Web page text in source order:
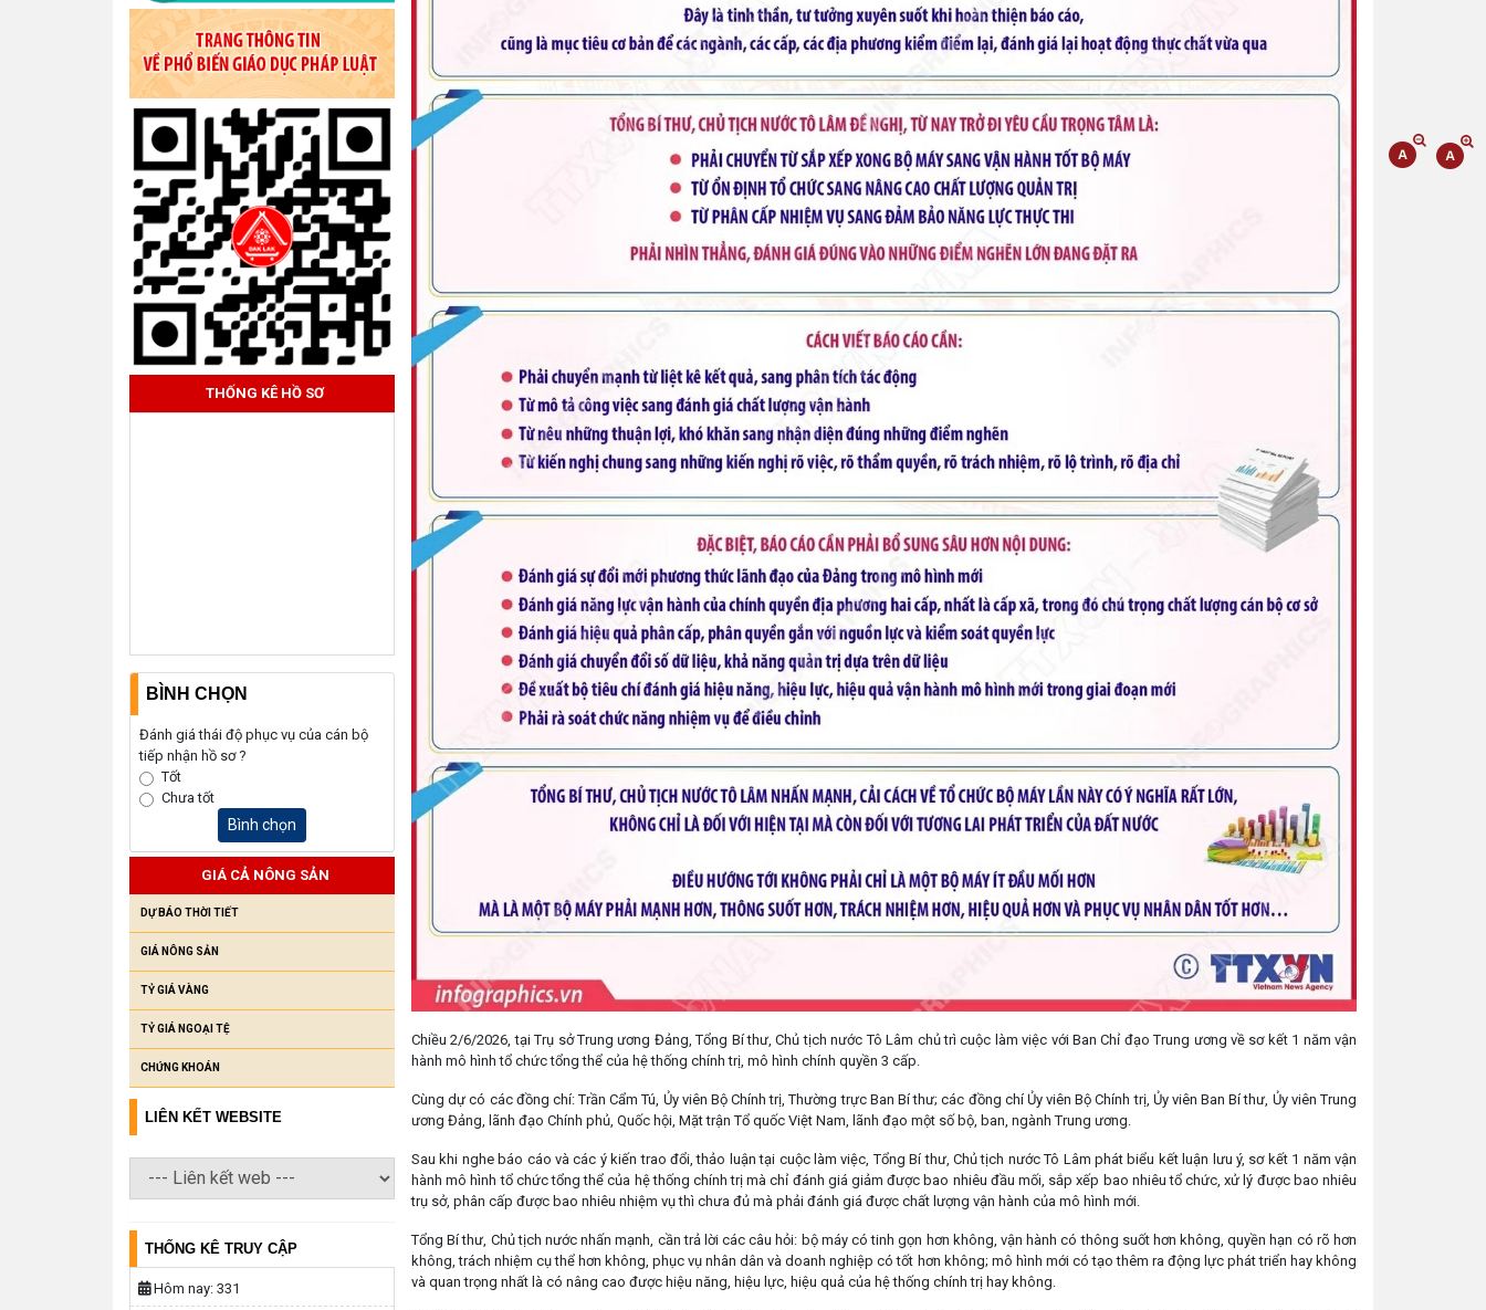
THỐNG KÊ HỒ SƠ
BÌNH CHỌN
Đánh giá thái độ phục vụ của cán bộ
tiếp nhận hồ sơ ?
Tốt
Chưa tốt
Bình chọn
GIÁ CẢ NÔNG SẢN
DỰ BÁO THỜI TIẾT
GIÁ NÔNG SẢN
TỶ GIÁ VÀNG
TỶ GIÁ NGOẠI TỆ
CHỨNG KHOÁN
LIÊN KẾT WEBSITE
THỐNG KÊ TRUY CẬP
Hôm nay: 331
Chiều 2/6/2026, tại Trụ sở Trung ương Đảng, Tổng Bí thư, Chủ tịch nước Tô Lâm chủ trì cuộc làm việc với Ban Chỉ đạo Trung ương về sơ kết 1 năm vận
hành mô hình tổ chức tổng thể của hệ thống chính trị, mô hình chính quyền 3 cấp.
Cùng dự có các đồng chí: Trần Cẩm Tú, Ủy viên Bộ Chính trị, Thường trực Ban Bí thư; các đồng chí Ủy viên Bộ Chính trị, Ủy viên Ban Bí thư, Ủy viên Trung
ương Đảng, lãnh đạo Chính phủ, Quốc hội, Mặt trận Tổ quốc Việt Nam, lãnh đạo một số bộ, ban, ngành Trung ương.
Sau khi nghe báo cáo và các ý kiến trao đổi, thảo luận tại cuộc làm việc, Tổng Bí thư, Chủ tịch nước Tô Lâm phát biểu kết luận lưu ý, sơ kết 1 năm vận
hành mô hình tổ chức tổng thể của hệ thống chính trị mà chỉ đánh giá giảm được bao nhiêu đầu mối, sắp xếp bao nhiêu tổ chức, xử lý được bao nhiêu
trụ sở, phân cấp được bao nhiêu nhiệm vụ thì chưa đủ mà phải đánh giá được chất lượng vận hành của mô hình mới.
Tổng Bí thư, Chủ tịch nước nhấn mạnh, cần trả lời các câu hỏi: bộ máy có tinh gọn hơn không, vận hành có thông suốt hơn không, quyền hạn có rõ hơn
không, trách nhiệm cụ thể hơn không, phục vụ nhân dân và doanh nghiệp có tốt hơn không; mô hình mới có tạo thêm ra động lực phát triển hay không
và quan trọng nhất là có nâng cao được hiệu năng, hiệu lực, hiệu quả của hệ thống chính trị hay không.